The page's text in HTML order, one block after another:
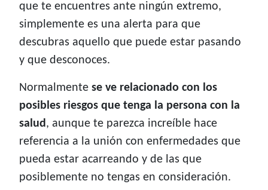
que te encuentres ante ningún extremo,
simplemente es una alerta para que
descubras aquello que puede estar pasando
y que desconoces.
Normalmente se ve relacionado con los
posibles riesgos que tenga la persona con la
salud, aunque te parezca increíble hace
referencia a la unión con enfermedades que
pueda estar acarreando y de las que
posiblemente no tengas en consideración.